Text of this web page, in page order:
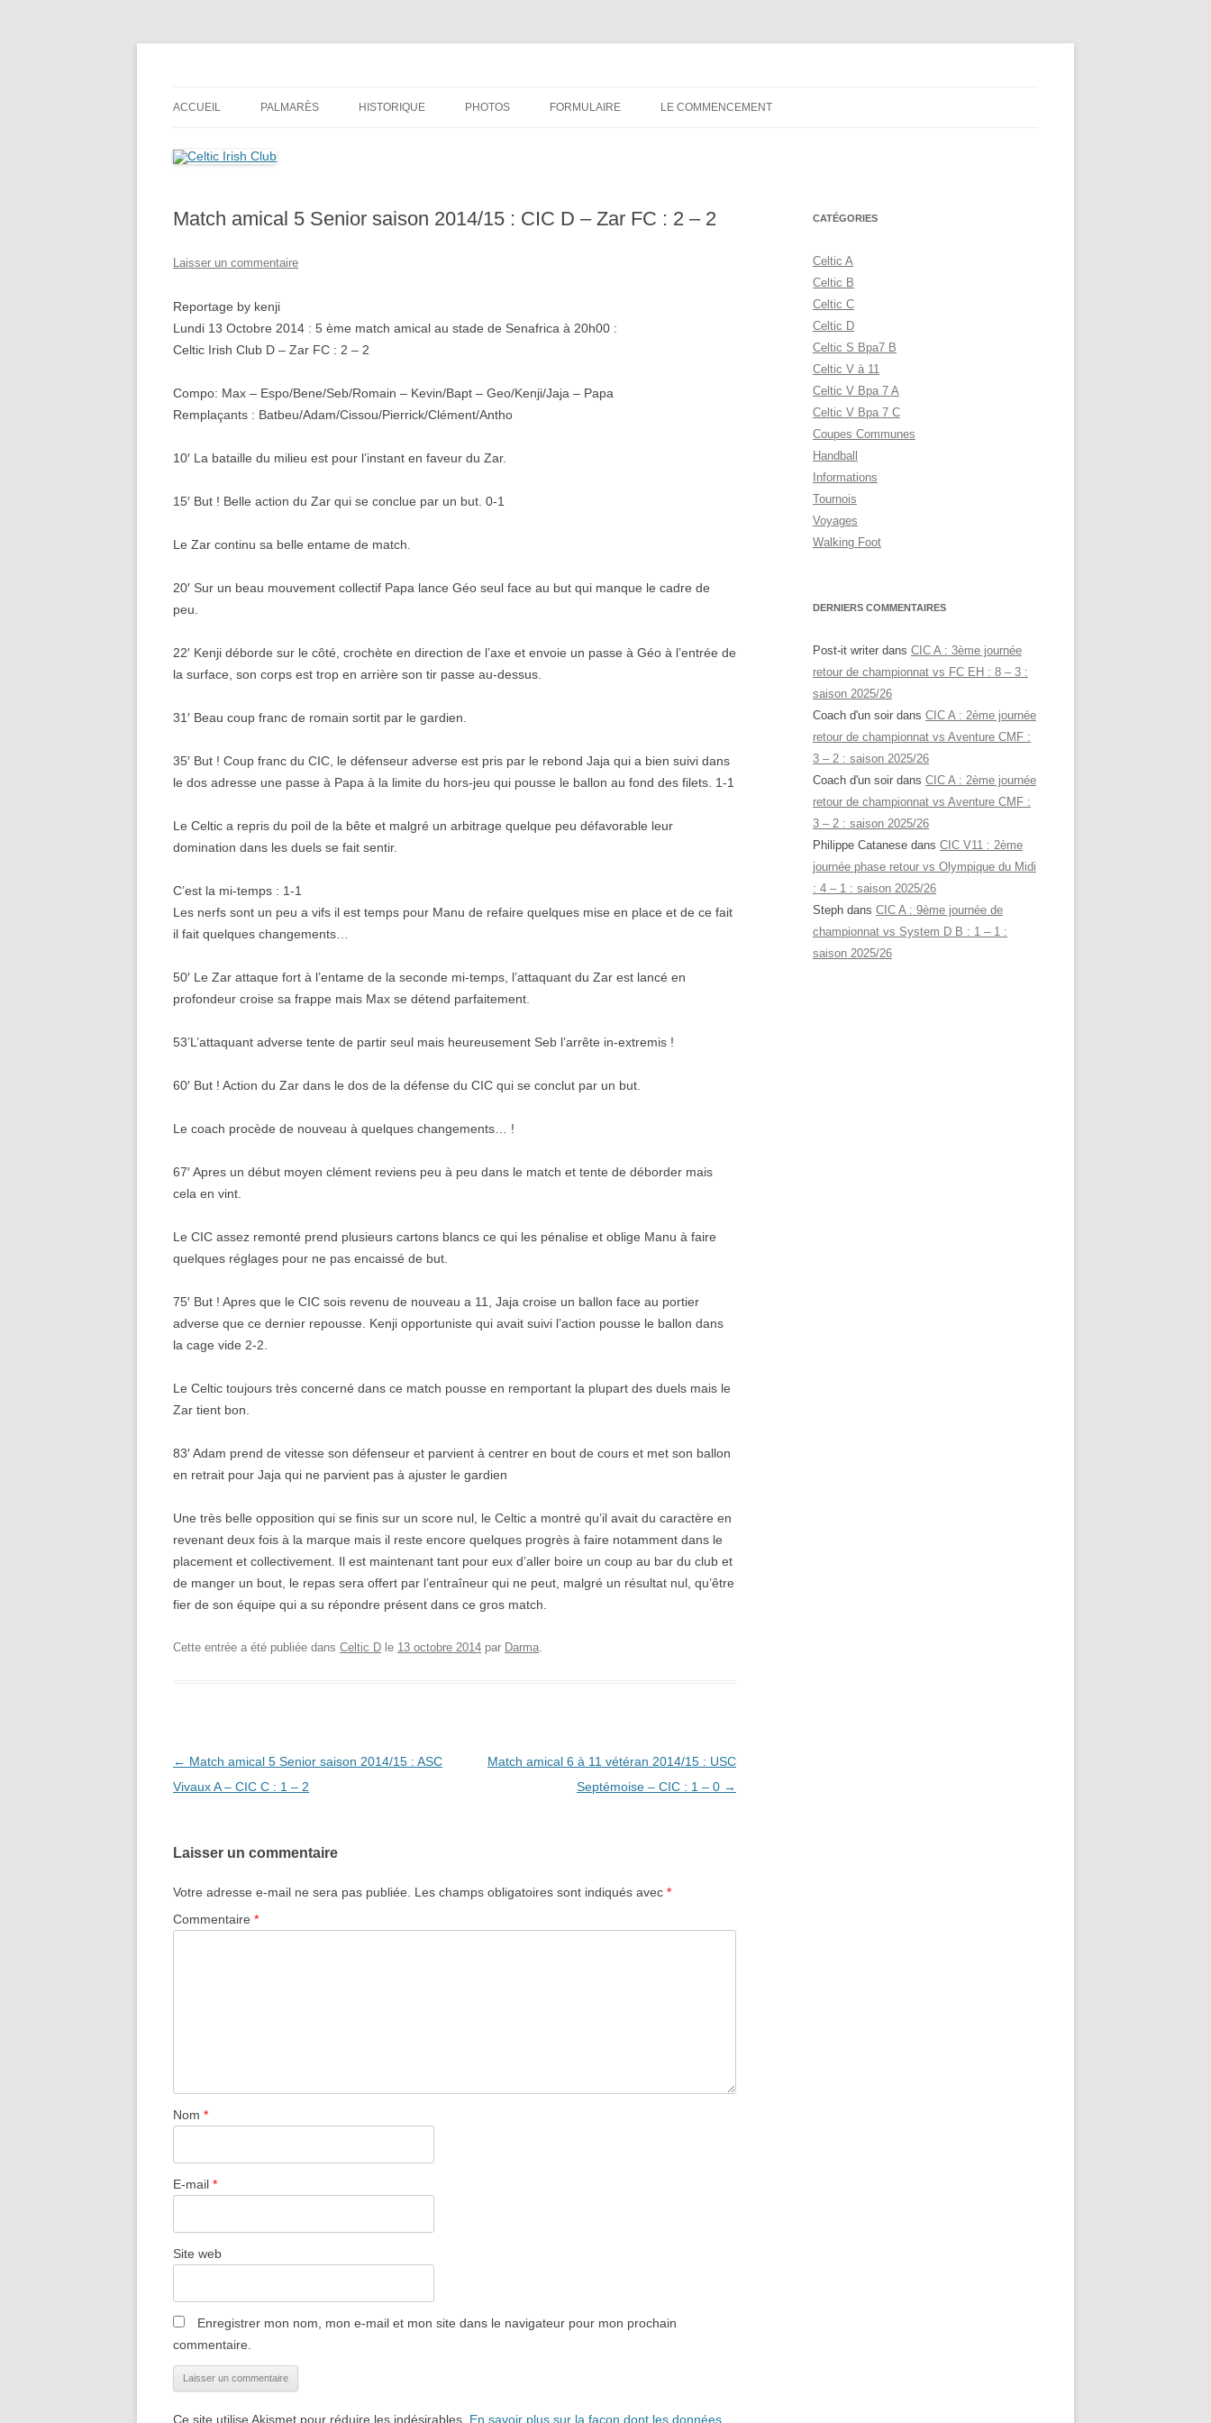
ACCUEIL PALMARÈS HISTORIQUE PHOTOS
CHARLIE & THE BHOYS 2006
NICE 2008
FORMULAIRE LE COMMENCEMENT
Match amical 5 Senior saison 2014/15 : CIC D – Zar FC : 2 – 2
Laisser un commentaire
Reportage by kenji
Lundi 13 Octobre 2014 : 5 ème match amical au stade de Senafrica à 20h00 :
Celtic Irish Club D – Zar FC : 2 – 2
Compo: Max – Espo/Bene/Seb/Romain – Kevin/Bapt – Geo/Kenji/Jaja – Papa
Remplaçants : Batbeu/Adam/Cissou/Pierrick/Clément/Antho
10′ La bataille du milieu est pour l’instant en faveur du Zar.
15′ But ! Belle action du Zar qui se conclue par un but. 0-1
Le Zar continu sa belle entame de match.
20′ Sur un beau mouvement collectif Papa lance Géo seul face au but qui manque le cadre de
peu.
22′ Kenji déborde sur le côté, crochète en direction de l’axe et envoie un passe à Géo à l’entrée de
la surface, son corps est trop en arrière son tir passe au-dessus.
31′ Beau coup franc de romain sortit par le gardien.
35′ But ! Coup franc du CIC, le défenseur adverse est pris par le rebond Jaja qui a bien suivi dans
le dos adresse une passe à Papa à la limite du hors-jeu qui pousse le ballon au fond des filets. 1-1
Le Celtic a repris du poil de la bête et malgré un arbitrage quelque peu défavorable leur
domination dans les duels se fait sentir.
C’est la mi-temps : 1-1
Les nerfs sont un peu a vifs il est temps pour Manu de refaire quelques mise en place et de ce fait
il fait quelques changements…
50′ Le Zar attaque fort à l’entame de la seconde mi-temps, l’attaquant du Zar est lancé en
profondeur croise sa frappe mais Max se détend parfaitement.
53’L’attaquant adverse tente de partir seul mais heureusement Seb l’arrête in-extremis !
60′ But ! Action du Zar dans le dos de la défense du CIC qui se conclut par un but.
Le coach procède de nouveau à quelques changements… !
67′ Apres un début moyen clément reviens peu à peu dans le match et tente de déborder mais
cela en vint.
Le CIC assez remonté prend plusieurs cartons blancs ce qui les pénalise et oblige Manu à faire
quelques réglages pour ne pas encaissé de but.
75′ But ! Apres que le CIC sois revenu de nouveau a 11, Jaja croise un ballon face au portier
adverse que ce dernier repousse. Kenji opportuniste qui avait suivi l’action pousse le ballon dans
la cage vide 2-2.
Le Celtic toujours très concerné dans ce match pousse en remportant la plupart des duels mais le
Zar tient bon.
83′ Adam prend de vitesse son défenseur et parvient à centrer en bout de cours et met son ballon
en retrait pour Jaja qui ne parvient pas à ajuster le gardien
Une très belle opposition qui se finis sur un score nul, le Celtic a montré qu’il avait du caractère en
revenant deux fois à la marque mais il reste encore quelques progrès à faire notamment dans le
placement et collectivement. Il est maintenant tant pour eux d’aller boire un coup au bar du club et
de manger un bout, le repas sera offert par l’entraîneur qui ne peut, malgré un résultat nul, qu’être
fier de son équipe qui a su répondre présent dans ce gros match.
Cette entrée a été publiée dans Celtic D le 13 octobre 2014 par Darma.
Navigation
des
← Match amical 5 Senior saison 2014/15 : ASC
Vivaux A – CIC C : 1 – 2
Match amical 6 à 11 vétéran 2014/15 : USC
Septémoise – CIC : 1 – 0 →
Laisser un commentaire
Votre adresse e-mail ne sera pas publiée. Les champs obligatoires sont indiqués avec *
Commentaire *
Nom *
E-mail *
Site web
Enregistrer mon nom, mon e-mail et mon site dans le navigateur pour mon prochain
commentaire.
Ce site utilise Akismet pour réduire les indésirables. En savoir plus sur la façon dont les données
CATÉGORIES
Celtic A
Celtic B
Celtic C
Celtic D
Celtic S Bpa7 B
Celtic V à 11
Celtic V Bpa 7 A
Celtic V Bpa 7 C
Coupes Communes
Handball
Informations
Tournois
Voyages
Walking Foot
DERNIERS COMMENTAIRES
Post-it writer dans CIC A : 3ème journée
retour de championnat vs FC EH : 8 – 3 :
saison 2025/26
Coach d'un soir dans CIC A : 2ème journée
retour de championnat vs Aventure CMF :
3 – 2 : saison 2025/26
Coach d'un soir dans CIC A : 2ème journée
retour de championnat vs Aventure CMF :
3 – 2 : saison 2025/26
Philippe Catanese dans CIC V11 : 2ème
journée phase retour vs Olympique du Midi
: 4 – 1 : saison 2025/26
Steph dans CIC A : 9ème journée de
championnat vs System D B : 1 – 1 :
saison 2025/26